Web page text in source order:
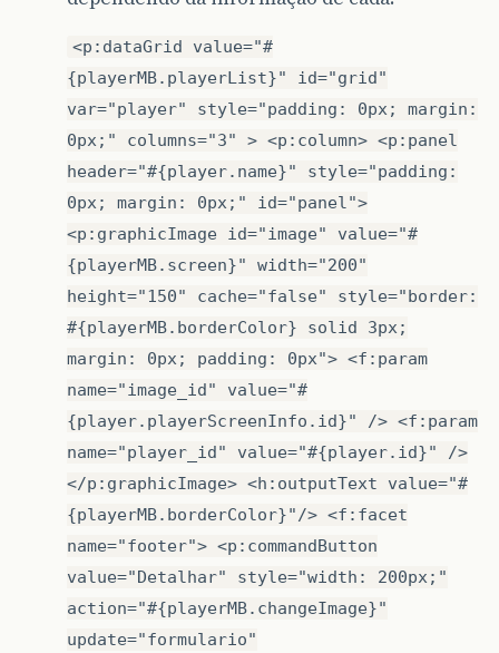
<p:dataGrid value="#
{playerMB.playerList}" id="grid"
var="player" style="padding: 0px; margin:
0px;" columns="3" > <p:column> <p:panel
header="#{player.name}" style="padding:
0px; margin: 0px;" id="panel">
<p:graphicImage id="image" value="#
{playerMB.screen}" width="200"
height="150" cache="false" style="border:
#{playerMB.borderColor} solid 3px;
margin: 0px; padding: 0px"> <f:param
name="image_id" value="#
{player.playerScreenInfo.id}" /> <f:param
name="player_id" value="#{player.id}" />
</p:graphicImage> <h:outputText value="#
{playerMB.borderColor}"/> <f:facet
name="footer"> <p:commandButton
value="Detalhar" style="width: 200px;"
action="#{playerMB.changeImage}"
update="formulario"